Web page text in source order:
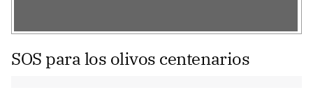
SOS para los olivos centenarios